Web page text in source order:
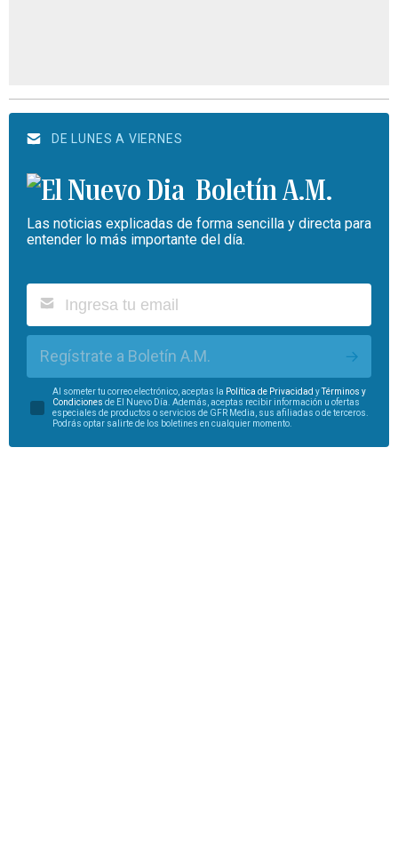
DE LUNES A VIERNES
Boletín A.M.
Las noticias explicadas de forma sencilla y directa para
entender lo más importante del día.
Regístrate a Boletín A.M.
Al someter tu correo electrónico, aceptas la Política de Privacidad yTérminos y
Condiciones de El Nuevo Día. Además, aceptas recibir información u ofertas
especiales de productos o servicios de GFR Media, sus afiliadas o de terceros.
Podrás optar salirte de los boletines en cualquier momento.